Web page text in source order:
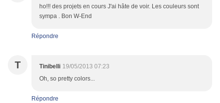
ho!!! des projets en cours J'ai hâte de voir. Les couleurs sont
sympa . Bon W-End
Répondre
T Tinibelli 19/05/2013 07:23
Oh, so pretty colors...
Répondre